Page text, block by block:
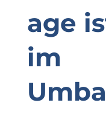
age
im